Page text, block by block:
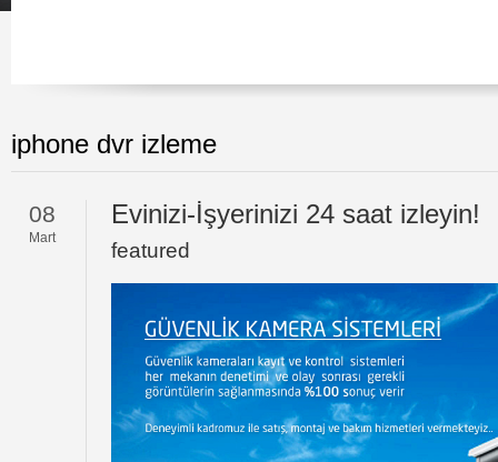
iphone dvr izleme
08
Mart
Evinizi-İşyerinizi 24 saat izleyin!
featured